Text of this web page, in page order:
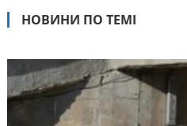
НОВИНИ ПО ТЕМІ